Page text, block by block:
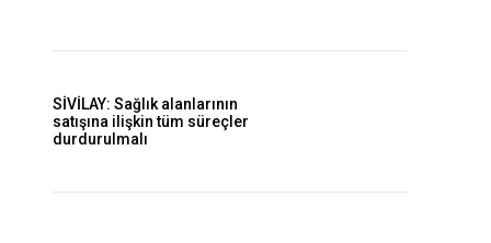
SİVİLAY: Sağlık alanlarının
satışına ilişkin tüm süreçler
durdurulmalı